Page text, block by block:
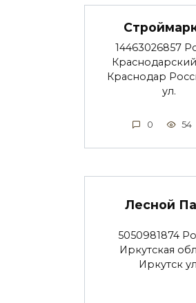
14463026857
Краснодар
ул.
0 54
Лесной
5050981874
Иркутская
Иркутск